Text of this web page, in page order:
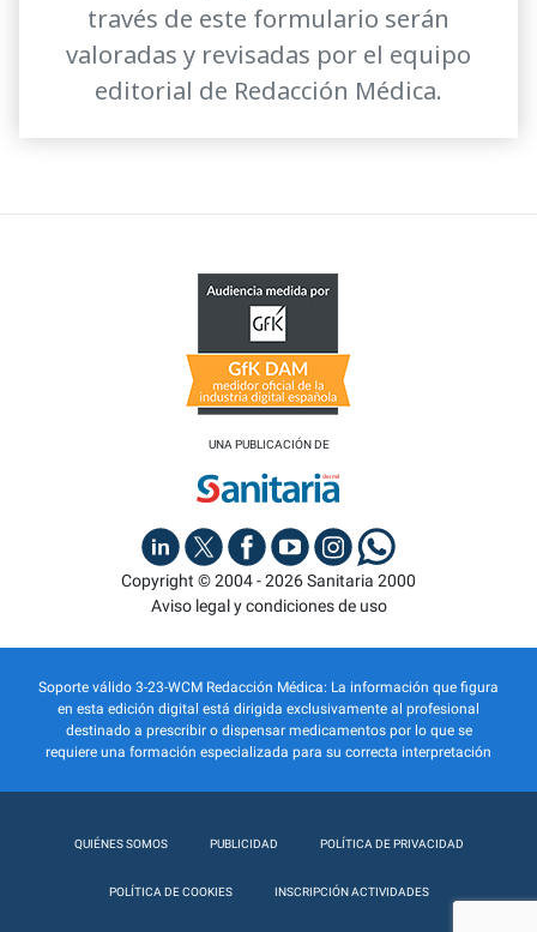
través de este formulario serán
valoradas y revisadas por el equipo
editorial de Redacción Médica.
UNA PUBLICACIÓN DE
Copyright © 2004 - 2026 Sanitaria 2000
Aviso legal y condiciones de uso
Soporte válido 3-23-WCM Redacción Médica: La información que figura
en esta edición digital está dirigida exclusivamente al profesional
destinado a prescribir o dispensar medicamentos por lo que se
requiere una formación especializada para su correcta interpretación
QUIÉNES SOMOS PUBLICIDAD POLÍTICA DE PRIVACIDAD
POLÍTICA DE COOKIES INSCRIPCIÓN ACTIVIDADES